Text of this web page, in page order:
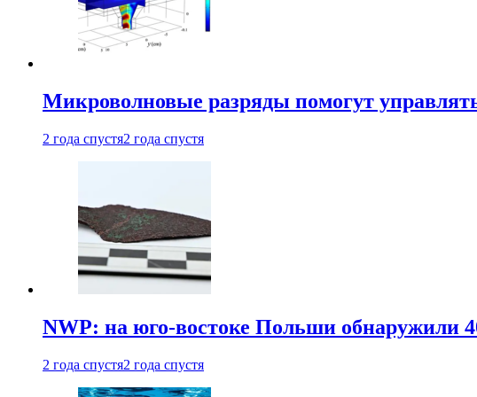
Микроволновые разряды помогут
2 года спустя2 года спустя
NWP: на юго-востоке Польши обнаружили
2 года спустя2 года спустя